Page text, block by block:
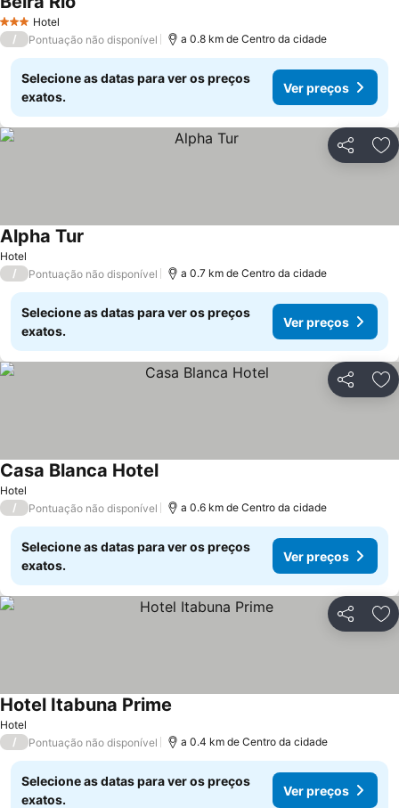
3 EstrelasHotel
/ Pontuação não disponível a 0.8 km de Centro da cidade
Selecione as datas para ver os preços
exatos.
Ver preços
Partilhar
Hotel
Alpha Tur
/ Pontuação não disponível a 0.7 km de Centro da cidade
Selecione as datas para ver os preços
exatos.
Ver preços
Partilhar
Hotel
Casa Blanca Hotel
/ Pontuação não disponível a 0.6 km de Centro da cidade
Selecione as datas para ver os preços
exatos.
Ver preços
Partilhar
Hotel
Hotel Itabuna Prime
/ Pontuação não disponível a 0.4 km de Centro da cidade
Selecione as datas para ver os preços
exatos.
Ver preços